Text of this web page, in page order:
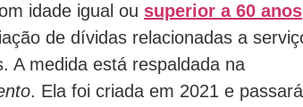
idade igual ou superior a 60 anos
de dívidas relacionadas a
A medida está respaldada na
. Ela foi criada em 2021 e